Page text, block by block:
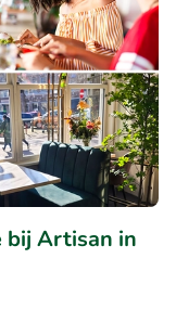
bij Artisan in